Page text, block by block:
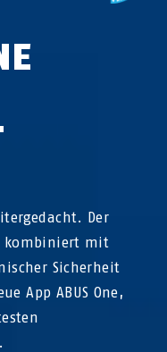
Der
kombiniert mit
Sicherheit
App ABUS One,